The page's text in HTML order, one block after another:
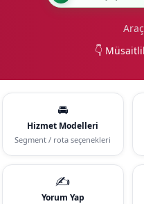
👇
🚘
Hizmet Modelleri
Segment / rota seçenekleri
✍️
Yorum Yap